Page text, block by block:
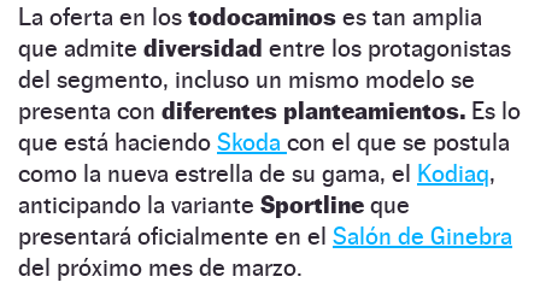
La oferta en los todocaminos es tan amplia
que admite diversidad entre los protagonistas
del segmento, incluso un mismo modelo se
presenta con diferentes planteamientos. Es lo
que está haciendo Skoda con el que se postula
como la nueva estrella de su gama, el Kodiaq,
anticipando la variante Sportline que
presentará oficialmente en el Salón de Ginebra
del próximo mes de marzo.